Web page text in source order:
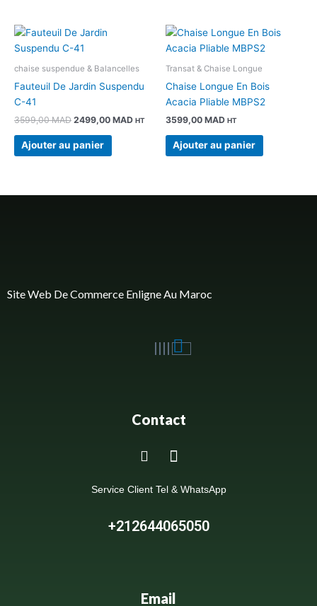
chaise suspendue & Balancelles
Fauteuil De Jardin Suspendu
C-41
3599,00MAD
Le
initial
était :
3599,00 MAD.
2499,00 MAD
2499,00 MAD.
HT
Ajouter au panier
Transat & Chaise Longue
Chaise Longue En Bois
Acacia Pliable MBPS2
3599,00 MAD HT
Ajouter au panier
Site Web De Commerce Enligne Au Maroc
Contact
Service Client Tel & WhatsApp
+212644065050
Email